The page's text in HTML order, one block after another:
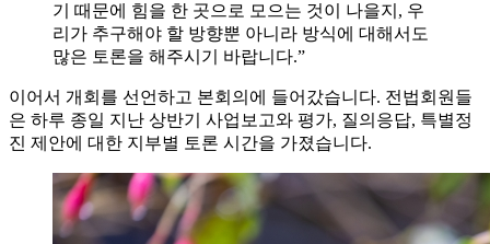
기 때문에 힘을 한 곳으로 모으는 것이 나을지, 우
리가 추구해야 할 방향뿐 아니라 방식에 대해서도
많은 토론을 해주시기 바랍니다.”
이어서 개회를 선언하고 본회의에 들어갔습니다. 전법회원들
은 하루 종일 지난 상반기 사업보고와 평가, 질의응답, 특별정
진 제안에 대한 지부별 토론 시간을 가졌습니다.